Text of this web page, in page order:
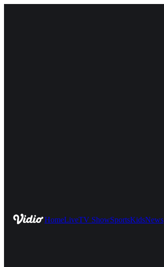
HomeLiveTV ShowSportsKidsNews